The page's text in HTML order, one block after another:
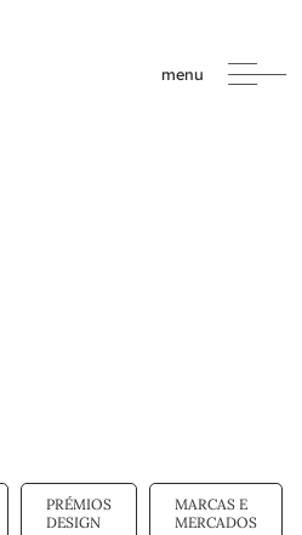
menu
PRÉMIOS
DESIGN
MARCAS E
MERCADOS